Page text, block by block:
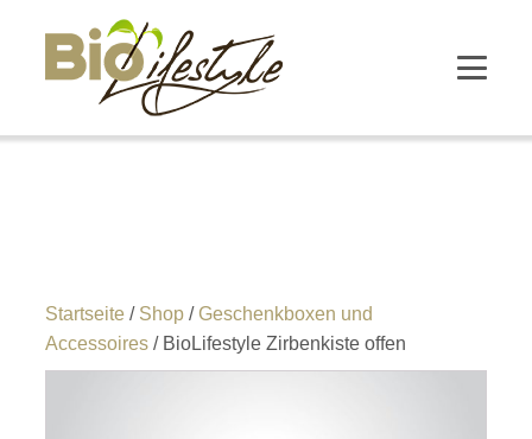
Startseite / Shop / Geschenkboxen und
Accessoires / BioLifestyle Zirbenkiste offen